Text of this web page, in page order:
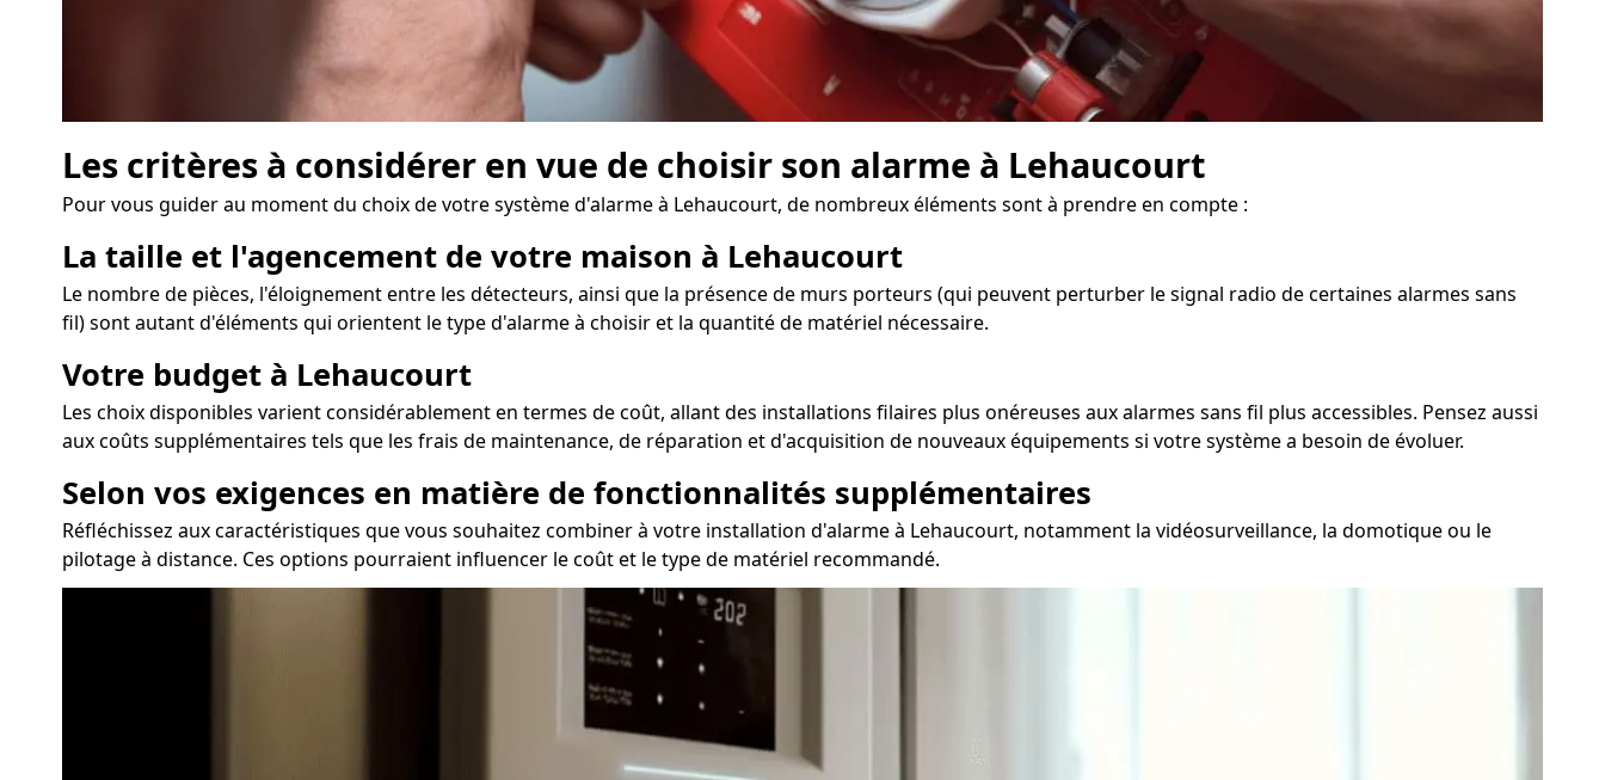
Les critères à considérer en vue de choisir son alarme à Lehaucourt
Pour vous guider au moment du choix de votre système d'alarme à Lehaucourt, de nombreux éléments sont à prendre en compte :
La taille et l'agencement de votre maison à Lehaucourt
Le nombre de pièces, l'éloignement entre les détecteurs, ainsi que la présence de murs porteurs (qui peuvent perturber le signal radio de certaines alarmes sans
fil) sont autant d'éléments qui orientent le type d'alarme à choisir et la quantité de matériel nécessaire.
Votre budget à Lehaucourt
Les choix disponibles varient considérablement en termes de coût, allant des installations filaires plus onéreuses aux alarmes sans fil plus accessibles. Pensez aussi
aux coûts supplémentaires tels que les frais de maintenance, de réparation et d'acquisition de nouveaux équipements si votre système a besoin de évoluer.
Selon vos exigences en matière de fonctionnalités supplémentaires
Réfléchissez aux caractéristiques que vous souhaitez combiner à votre installation d'alarme à Lehaucourt, notamment la vidéosurveillance, la domotique ou le
pilotage à distance. Ces options pourraient influencer le coût et le type de matériel recommandé.